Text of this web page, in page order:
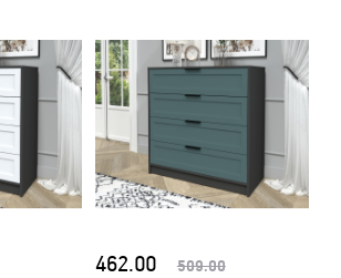
462.00 509.00